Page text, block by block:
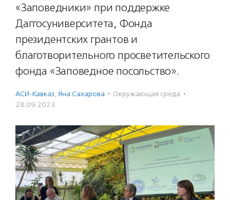
«Заповедники» при поддержке
Даггосуниверситета, Фонда
президентских грантов и
благотворительного просветительского
фонда «Заповедное посольство».
АСИ-Кавказ, Яна Сахарова · Окружающая среда ·
28.09.2023